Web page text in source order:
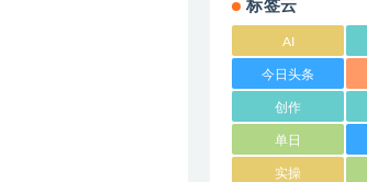
标签云
AI
今日头条
创作
单日
实操